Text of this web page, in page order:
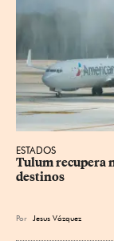
ESTADOS
Tulum recupera
destinos
Por Jesus Vázquez